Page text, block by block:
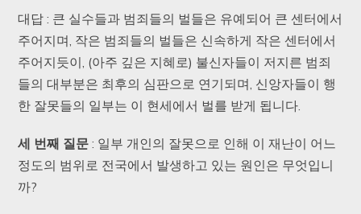
대답 : 큰 실수들과 범죄들의 벌들은 유예되어 큰 센터에서
주어지며, 작은 범죄들의 벌들은 신속하게 작은 센터에서
주어지듯이, (아주 깊은 지혜로) 불신자들이 저지른 범죄
들의 대부분은 최후의 심판으로 연기되며, 신앙자들이 행
한 잘못들의 일부는 이 현세에서 벌를 받게 됩니다.
세 번째 질문 : 일부 개인의 잘못으로 인해 이 재난이 어느
정도의 범위로 전국에서 발생하고 있는 원인은 무엇입니
까?